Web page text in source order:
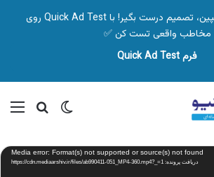
🎯 قبل از شروع کمپین، تصمیم درست بگیر! با Quick Ad Test روی
مخاطب واقعی تست کن ✅
فرم Quick Ad Test
تغییر پوسته
Media error: Format(s) not supported or source(s) not found
دریافت پرونده: https://cdn.mediaarshiv.ir/files/ab990411-051_MP4-360.mp4?_=1